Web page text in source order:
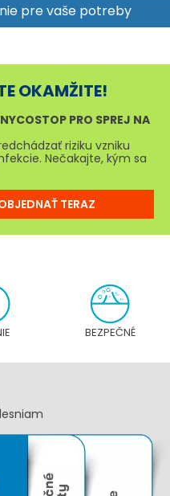
pre vaše potreby
OKAMŽITE!
PRO SPREJ NA
riziku vzniku
Nečakajte, kým sa
TERAZ
BEZPEČNÉ